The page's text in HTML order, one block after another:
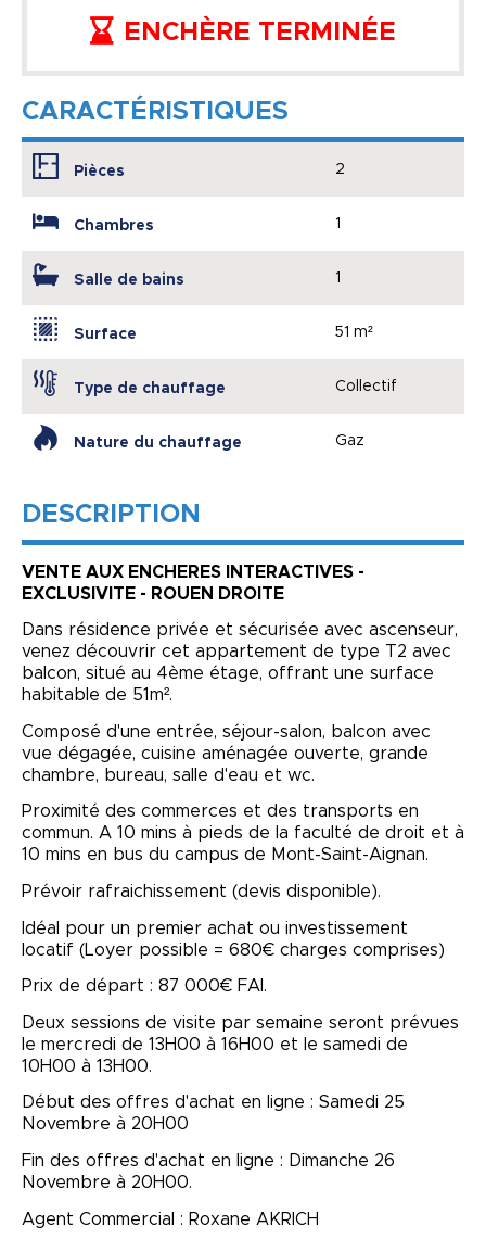
ENCHÈRE TERMINÉE
CARACTÉRISTIQUES
Pièces 2
Chambres 1
Salle de bains 1
Surface 51 m²
Type de chauffage Collectif
Nature du chauffage Gaz
DESCRIPTION
VENTE AUX ENCHERES INTERACTIVES -
EXCLUSIVITE - ROUEN DROITE
Dans résidence privée et sécurisée avec ascenseur,
venez découvrir cet appartement de type T2 avec
balcon, situé au 4ème étage, offrant une surface
habitable de 51m².
Composé d'une entrée, séjour-salon, balcon avec
vue dégagée, cuisine aménagée ouverte, grande
chambre, bureau, salle d'eau et wc.
Proximité des commerces et des transports en
commun. A 10 mins à pieds de la faculté de droit et à
10 mins en bus du campus de Mont-Saint-Aignan.
Prévoir rafraichissement (devis disponible).
Idéal pour un premier achat ou investissement
locatif (Loyer possible = 680€ charges comprises)
Prix de départ : 87 000€ FAI.
Deux sessions de visite par semaine seront prévues
le mercredi de 13H00 à 16H00 et le samedi de
10H00 à 13H00.
Début des offres d'achat en ligne : Samedi 25
Novembre à 20H00
Fin des offres d'achat en ligne : Dimanche 26
Novembre à 20H00.
Agent Commercial : Roxane AKRICH